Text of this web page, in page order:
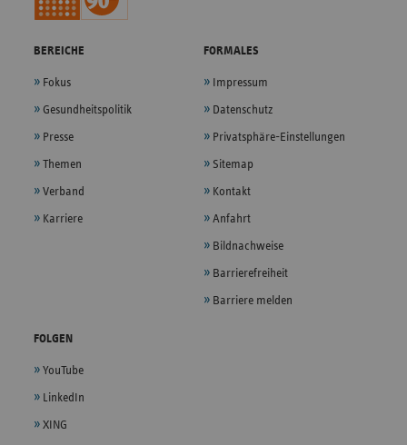
BEREICHE
Fokus
Gesundheitspolitik
Presse
Themen
Verband
Karriere
FORMALES
Impressum
Datenschutz
Privatsphäre-Einstellungen
Sitemap
Kontakt
Anfahrt
Bildnachweise
Barrierefreiheit
Barriere melden
FOLGEN
YouTube
LinkedIn
XING